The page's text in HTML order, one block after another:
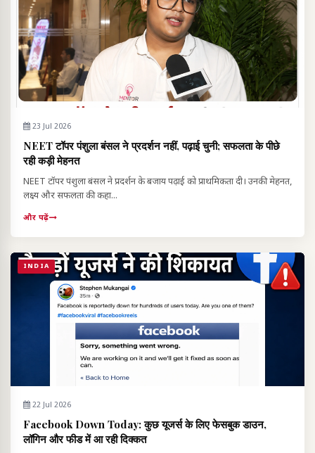
23 Jul 2026
NEET टॉपर पंशुला बंसल ने प्रदर्शन नहीं, पढ़ाई चुनी; सफलता के पीछे
रही कड़ी मेहनत
NEET टॉपर पंशुला बंसल ने प्रदर्शन के बजाय पढ़ाई को प्राथमिकता दी। उनकी मेहनत,
लक्ष्य और सफलता की कहा...
और पढ़ें
INDIA
22 Jul 2026
Facebook Down Today: कुछ यूजर्स के लिए फेसबुक डाउन,
लॉगिन और फीड में आ रही दिक्कत